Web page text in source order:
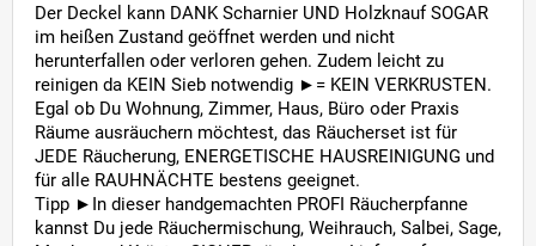
Der Deckel kann DANK Scharnier UND Holzknauf SOGAR
im heißen Zustand geöffnet werden und nicht
herunterfallen oder verloren gehen. Zudem leicht zu
reinigen da KEIN Sieb notwendig ►= KEIN VERKRUSTEN.
Egal ob Du Wohnung, Zimmer, Haus, Büro oder Praxis
Räume ausräuchern möchtest, das Räucherset ist für
JEDE Räucherung, ENERGETISCHE HAUSREINIGUNG und
für alle RAUHNÄCHTE bestens geeignet.
Tipp ►In dieser handgemachten PROFI Räucherpfanne
kannst Du jede Räuchermischung, Weihrauch, Salbei, Sage,